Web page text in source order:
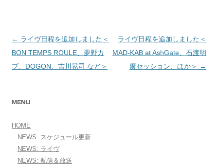
投稿ナビゲーション
← ライヴ日程を追加しました＜
BON TEMPS ROULE、夢野カ
ブ、DOGON、吉川晃司 など＞
ライヴ日程を追加しました＜
MAD-KAB at AshGate、石渡明
廣セッション、ほか＞ →
MENU
HOME
NEWS: スケジュール更新
NEWS: ライヴ
NEWS: 配信＆放送